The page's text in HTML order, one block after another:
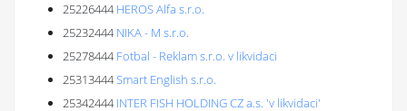
25226444 HEROS Alfa s.r.o.
25232444 NIKA - M s.r.o.
25278444 Fotbal - Reklam s.r.o. v likvidaci
25313444Smart English s.r.o.
25342444 INTER FISH HOLDING CZ a.s. 'v likvidaci'